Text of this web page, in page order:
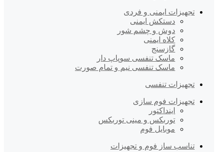
تجهیزات ایمنی و فردی
دستکش ایمنی
دوش و چشم شور
کلاه ایمنی
گازسنج
ماسک تنفسی سوپاپ دار
ماسک تنفسی نیم و تمام صورت
تجهیزات تنفسی
تجهیزات فوم سازی
اینداکتور
توربکس و مینی توربکس
موبایل فوم
تناسب ساز فوم و تجهیزات